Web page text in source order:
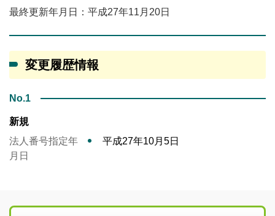
最終更新年月日：平成27年11月20日
変更履歴情報
No.1
新規
法人番号指定年
月日
平成27年10月5日